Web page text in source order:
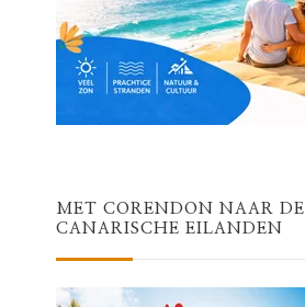
MET CORENDON NAAR DE
CANARISCHE EILANDEN